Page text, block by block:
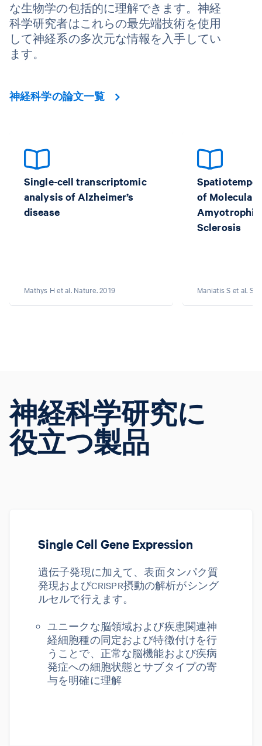
な生物学の包括的に理解できます。神経
科学研究者はこれらの最先端技術を使用
して神経系の多次元な情報を入手してい
ます。
神経科学の論文一覧
Single-cell transcriptomic
analysis of Alzheimer’s
disease
Mathys H et al. Nature. 2019
of Molecular
Amyotrophic
Sclerosis
Maniatis S et al.
神経科学研究に
役立つ製品
Single Cell Gene Expression
遺伝子発現に加えて、表面タンパク質
発現およびCRISPR摂動の解析がシング
ルセルで行えます。
ユニークな脳領域および疾患関連神
経細胞種の同定および特徴付けを行
うことで、正常な脳機能および疾病
発症への細胞状態とサブタイプの寄
与を明確に理解